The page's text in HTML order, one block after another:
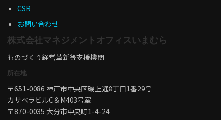
CSR
お問い合わせ
株式会社マネジメントオフィスいまむら
ものづくり経営革新等支援機関
所在地
〒651-0086 神戸市中央区磯上通8丁目1番29号
カサベラビルC＆M403号室
〒870-0035 大分市中央町1-4-24